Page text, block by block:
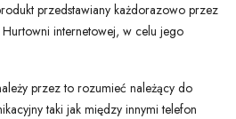
przedstawiany każdorazowo przez
internetowej, w celu jego
przez to rozumieć należący do
taki jak między innymi telefon